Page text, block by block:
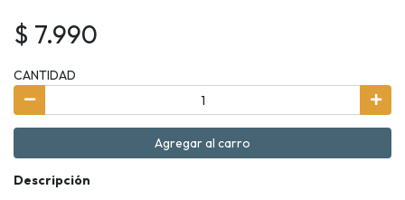
$ 7.990
CANTIDAD
Agregar al carro
Descripción